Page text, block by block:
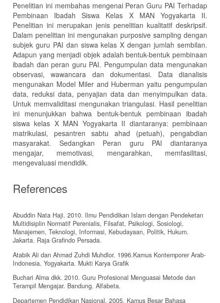
Penelitian ini membahas mengenai Peran Guru PAI Terhadap
Pembinaan Ibadah Siswa Kelas X MAN Yogyakarta II.
Penelitian ini merupakan jenis penelitian kualitatif deskripsif.
Dalam penelitian ini mengunakan purposive sampling dengan
subjek guru PAI dan siswa kelas X dengan jumlah sembilan.
Adapun yang menjadi objek adalah bentuk-bentuk pembinaan
ibadah dan peran guru PAI. Pengumpulan data mengunakan
observasi, wawancara dan dokumentasi. Data dianalisis
mengunakan Model Miler and Huberman yaitu pengumpulan
data, reduksi data, penyajian data dan menyimpulkan data.
Untuk memvaliditasi mengunakan triangulasi. Hasil penelitian
ini menunjukkan bahwa bentuk-bentuk pembinaan ibadah
siswa kelas X MAN Yogyakarta II diantaranya: pembinaan
matrikulasi, pesantren sabtu ahad (petuah), pengabdian
masyarakat. Sedangkan Peran guru PAI diantaranya
mengajar, memotivasi, mengarahkan, memfasilitasi,
mengevaluasi mendidik.
References
Abuddin Nata Haji. 2010. Ilmu Pendidikan Islam dengan Pendeketan
Multidisiplin Normatif Perenialis, Filsafat, Psikologi, Sosiologi,
Manajemen, Teknologi, Informasi, Kebudayaan, Politik, Hukum.
Jakarta. Raja Grafindo Persada.
Atabik Ali dan Ahmad Zuhdi Muhdlor. 1996.Kamus Kontemporer Arab-
Indonesia. Yogyakarta. Mukti Karya Grafik
Buchari Alma dkk. 2010. Guru Profesional Menguasai Metode dan
Terampil Mengajar. Bandung. Alfabeta.
Departemen Pendidikan Nasional. 2005. Kamus Besar Bahasa